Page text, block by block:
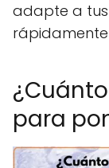
adapte a
para